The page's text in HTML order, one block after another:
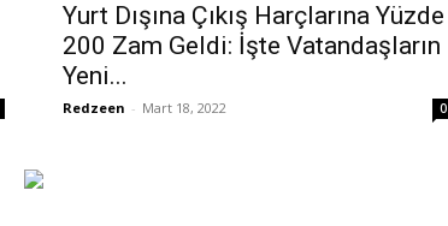
Yurt Dışına Çıkış Harçlarına Yüzde
200 Zam Geldi: İşte Vatandaşların
Yeni...
Redzeen - Mart 18, 2022 0